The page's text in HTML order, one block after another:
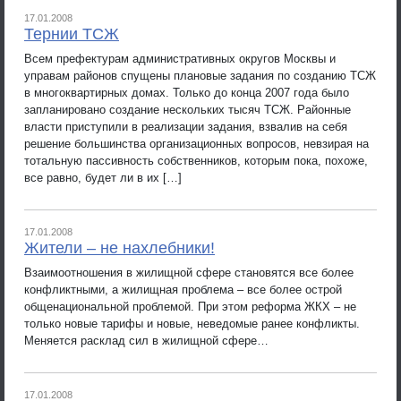
17.01.2008
Тернии ТСЖ
Всем префектурам административных округов Москвы и
управам районов спущены плановые задания по созданию ТСЖ
в многоквартирных домах. Только до конца 2007 года было
запланировано создание нескольких тысяч ТСЖ. Районные
власти приступили в реализации задания, взвалив на себя
решение большинства организационных вопросов, невзирая на
тотальную пассивность собственников, которым пока, похоже,
все равно, будет ли в их […]
17.01.2008
Жители – не нахлебники!
Взаимоотношения в жилищной сфере становятся все более
конфликтными, а жилищная проблема – все более острой
общенациональной проблемой. При этом реформа ЖКХ – не
только новые тарифы и новые, неведомые ранее конфликты.
Меняется расклад сил в жилищной сфере…
17.01.2008